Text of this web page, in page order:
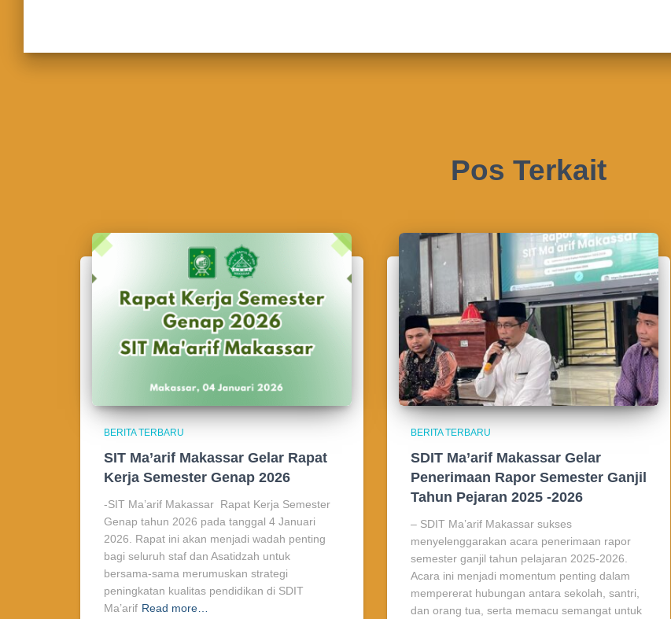
Pos Terkait
BERITA TERBARU
SIT Ma’arif Makassar Gelar Rapat
Kerja Semester Genap 2026
-SIT Ma’arif Makassar Rapat Kerja Semester
Genap tahun 2026 pada tanggal 4 Januari
2026. Rapat ini akan menjadi wadah penting
bagi seluruh staf dan Asatidzah untuk
bersama-sama merumuskan strategi
peningkatan kualitas pendidikan di SDIT
Ma’arif Read more…
BERITA TERBARU
SDIT Ma’arif Makassar Gelar
Penerimaan Rapor Semester Ganjil
Tahun Pejaran 2025 -2026
– SDIT Ma’arif Makassar sukses
menyelenggarakan acara penerimaan rapor
semester ganjil tahun pelajaran 2025-2026.
Acara ini menjadi momentum penting dalam
mempererat hubungan antara sekolah, santri,
dan orang tua, serta memacu semangat untuk